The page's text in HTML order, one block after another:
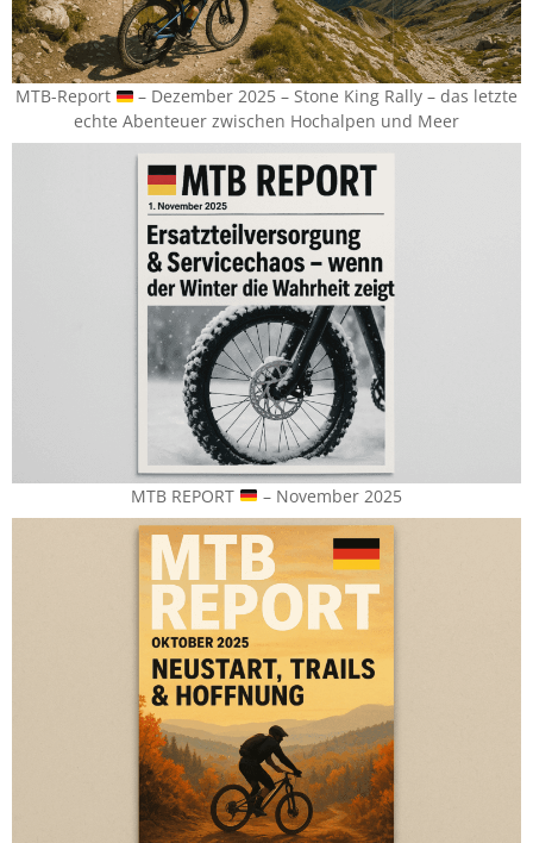
MTB-Report
– Dezember 2025 – Stone King Rally – das letzte
echte Abenteuer zwischen Hochalpen und Meer
MTB REPORT – November 2025